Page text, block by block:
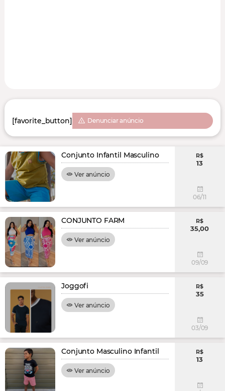
[favorite_button] Denunciar anúncio
Conjunto Infantil Masculino
Ver anúncio
R$
13
06/11
CONJUNTO FARM
Ver anúncio
R$
35,00
09/09
Joggofi
Ver anúncio
R$
35
03/09
Conjunto Masculino Infantil
Ver anúncio
R$
13